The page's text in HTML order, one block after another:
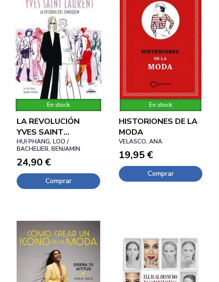
En stock
LA REVOLUCIÓN
YVES SAINT
LAURENT
HUI PHANG, LOO /
BACHELIER, BENJAMIN
24,90 €
Comprar
En stock
HISTORIONES DE LA
MODA
VELASCO, ANA
19,95 €
Comprar